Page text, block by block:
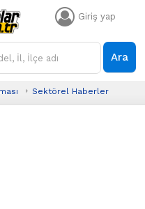
Giriş yap
Ara
Sektörel Haberler